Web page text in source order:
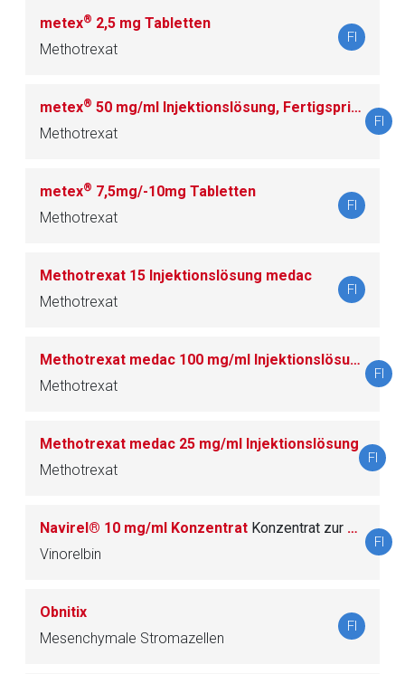
metex® 2,5 mg Tabletten
Methotrexat
FI
metex® 50 mg/ml Injektionslösung, Fertigspritze
Methotrexat
FI
metex® 7,5mg/-10mg Tabletten
Methotrexat
FI
Methotrexat 15 Injektionslösung medac
Methotrexat
FI
Methotrexat medac 100 mg/ml Injektionslösung
Methotrexat
FI
Methotrexat medac 25 mg/ml Injektionslösung
Methotrexat
FI
Navirel® 10 mg/ml Konzentrat Konzentrat zur Herstellung einer Infusionslösung
Vinorelbin
FI
Obnitix
Mesenchymale Stromazellen
FI
Aufruf einer externen Seite
Seite. Für die Inhalte der externen Web-Seite ist deren
Betreiber verantwortlich. Ebenso gelten dort ggf. andere
Zur Seite